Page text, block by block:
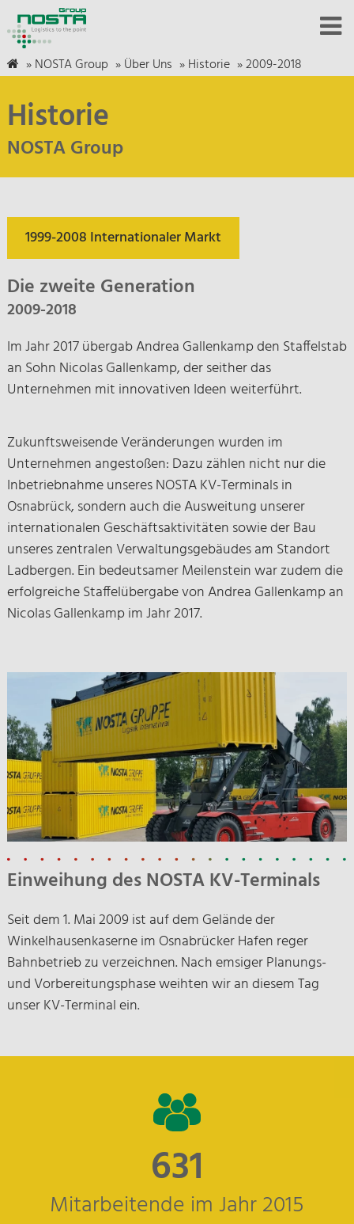
»NOSTA Group »Über Uns »Historie »2009-2018
Historie
NOSTA Group
1999-2008 Internationaler Markt
Die zweite Generation
2009-2018
Im Jahr 2017 übergab Andrea Gallenkamp den Staffelstab
an Sohn Nicolas Gallenkamp, der seither das
Unternehmen mit innovativen Ideen weiterführt.
Zukunftsweisende Veränderungen wurden im
Unternehmen angestoßen: Dazu zählen nicht nur die
Inbetriebnahme unseres NOSTA KV-Terminals in
Osnabrück, sondern auch die Ausweitung unserer
internationalen Geschäftsaktivitäten sowie der Bau
unseres zentralen Verwaltungsgebäudes am Standort
Ladbergen. Ein bedeutsamer Meilenstein war zudem die
erfolgreiche Staffelübergabe von Andrea Gallenkamp an
Nicolas Gallenkamp im Jahr 2017.
Einweihung des NOSTA KV-Terminals
Seit dem 1. Mai 2009 ist auf dem Gelände der
Winkelhausenkaserne im Osnabrücker Hafen reger
Bahnbetrieb zu verzeichnen. Nach emsiger Planungs-
und Vorbereitungsphase weihten wir an diesem Tag
unser KV-Terminal ein.
690
Mitarbeitende im Jahr 2015